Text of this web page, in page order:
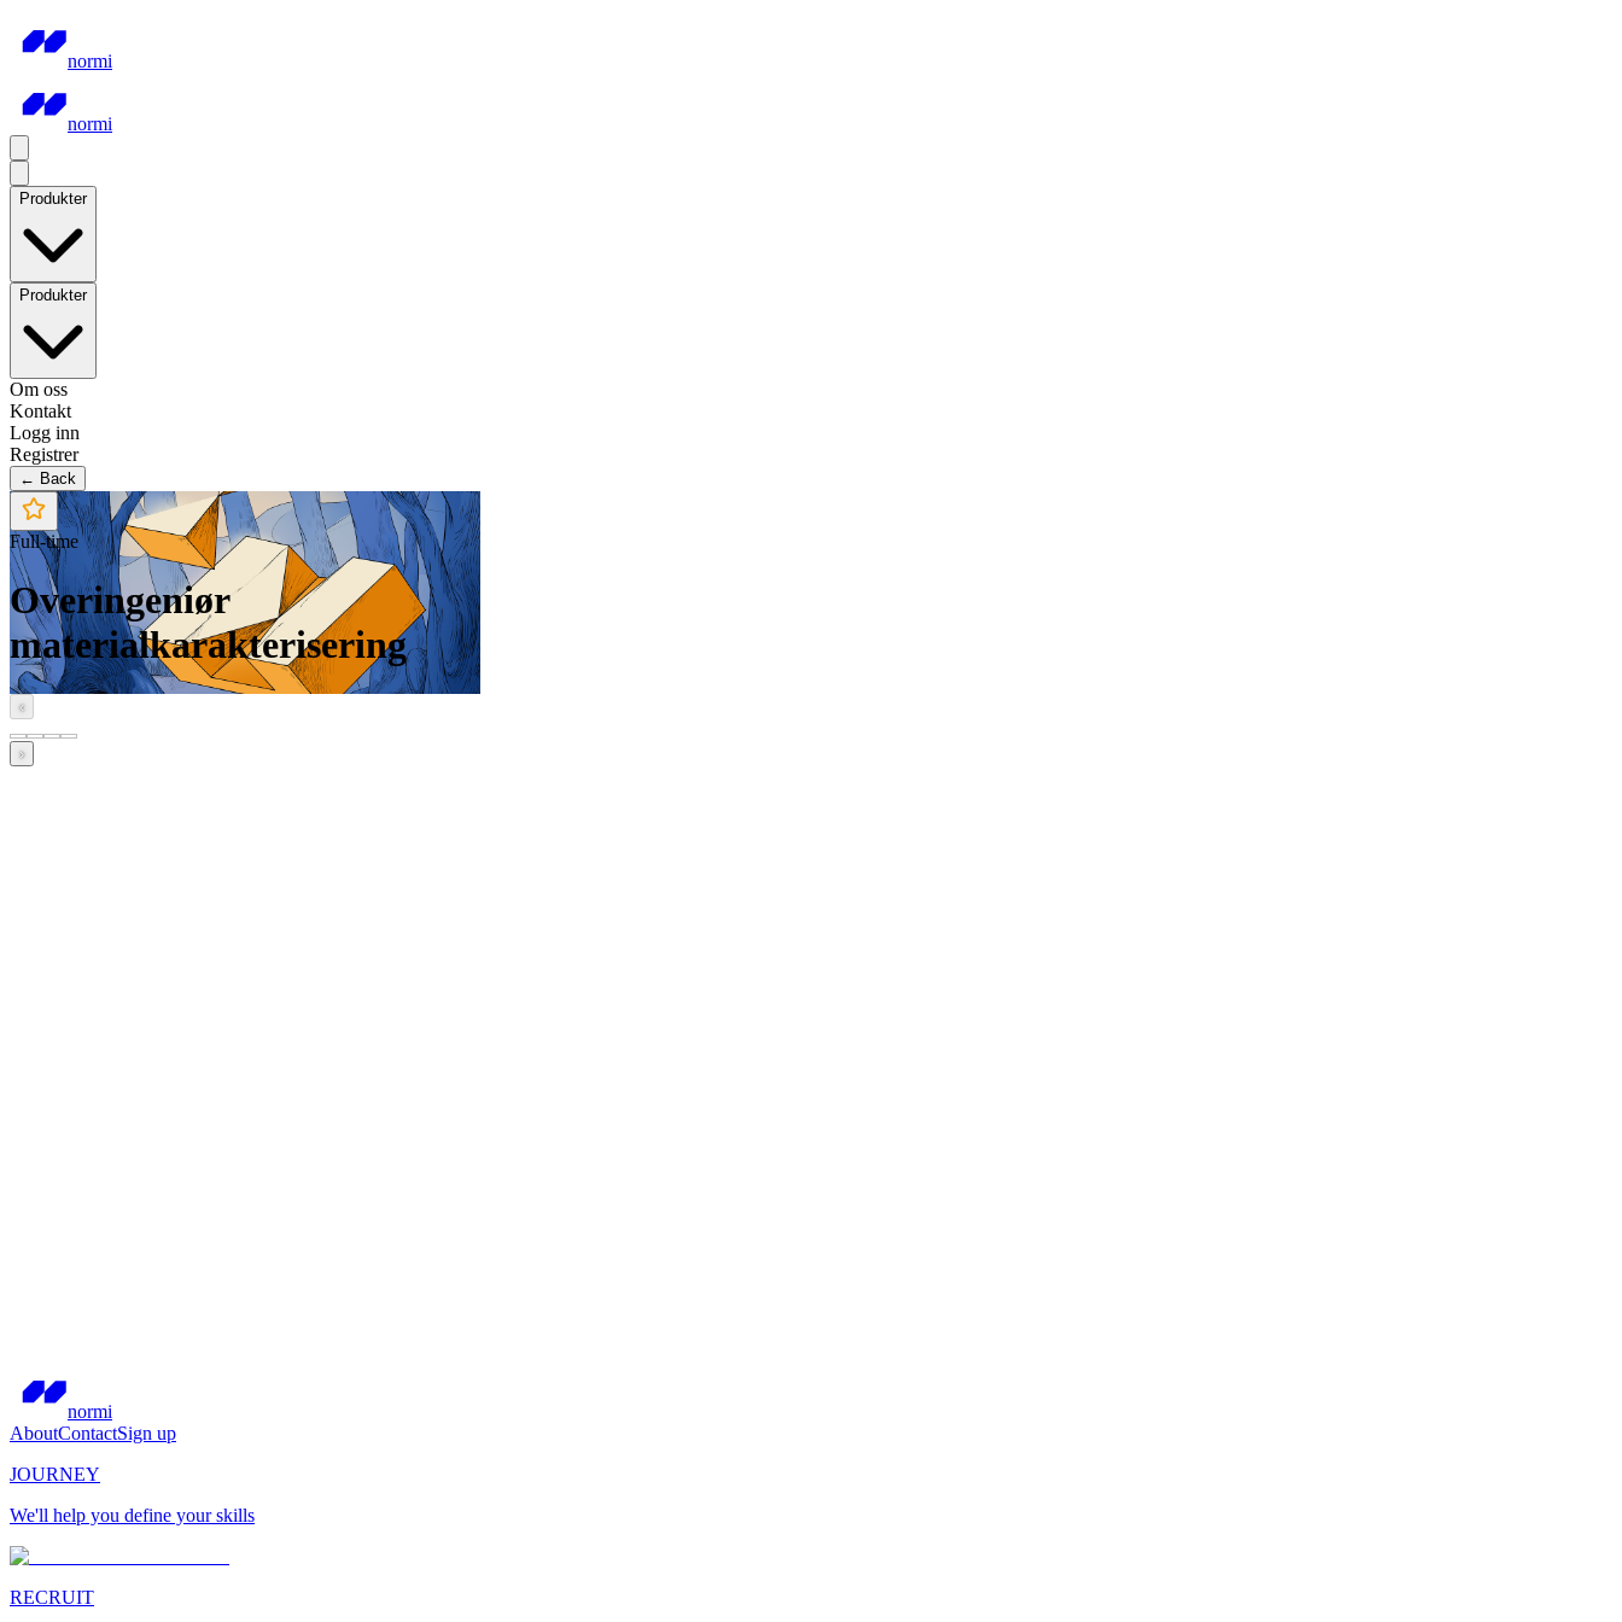
normi
normi
Produkter
Produkter
Om oss
Kontakt
Logg inn
Registrer
← Back
Full-time
Overingeniør
materialkarakterisering
‹
›
normi
AboutContactSign up
JOURNEY
We'll help you define your skills
RECRUIT